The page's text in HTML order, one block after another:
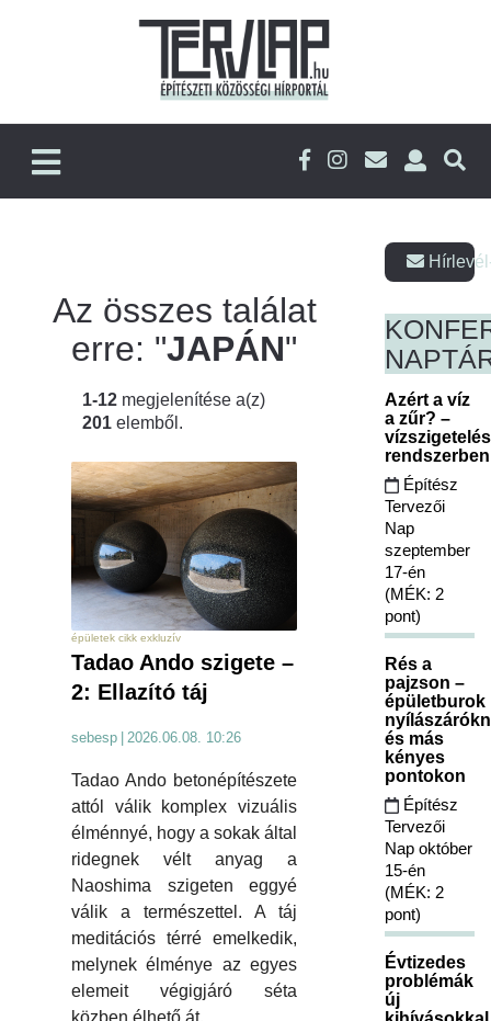
Az összes találat
erre: "JAPÁN"
1-12 megjelenítése a(z)
201 elemből.
épületek cikk exkluzív
Tadao Ando szigete –
2: Ellazító táj
sebesp 2026.06.08. 10:26
Tadao Ando betonépítészete
attól válik komplex vizuális
élménnyé, hogy a sokak által
ridegnek vélt anyag a
Naoshima szigeten eggyé
válik a természettel. A táj
meditációs térré emelkedik,
melynek élménye az egyes
elemeit végigjáró séta
Azért a víz
a zűr? –
Építész
Tervezői
Nap
szeptember
17-én
(MÉK: 2
pont)
Rés a
pajzson –
épületburok
és más
kényes
pontokon
Építész
Tervezői
Nap október
15-én
(MÉK: 2
pont)
Évtizedes
problémák
új